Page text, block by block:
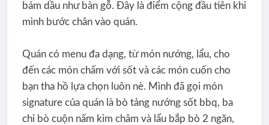
bám dầu như bàn gỗ. Đây là điểm cộng đầu tiên khi
mình bước chân vào quán.
Quán có menu đa dạng, từ món nướng, lẩu, cho
đến các món chấm với sốt và các món cuốn cho
bạn tha hồ lựa chọn luôn nè. Mình đã gọi món
signature của quán là bò tảng nướng sốt bbq, ba
chỉ bò cuộn nấm kim châm và lẩu bắp bò 2 ngăn,